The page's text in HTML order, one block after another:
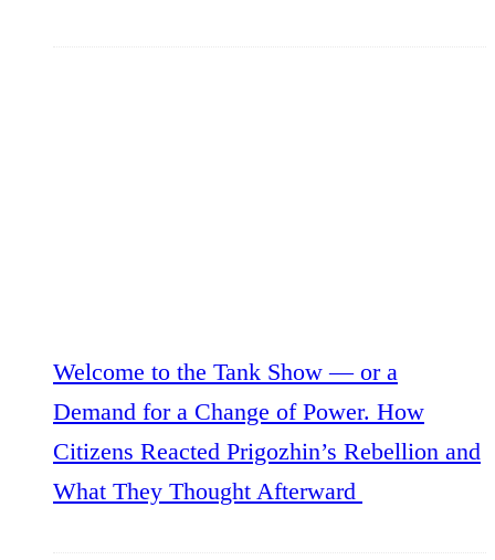
Welcome to the Tank Show — or a
Demand for a Change of Power. How
Citizens Reacted Prigozhin’s Rebellion and
What They Thought Afterward